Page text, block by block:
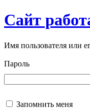
Сайт
Имя пользователя или
Пароль
Запомнить меня